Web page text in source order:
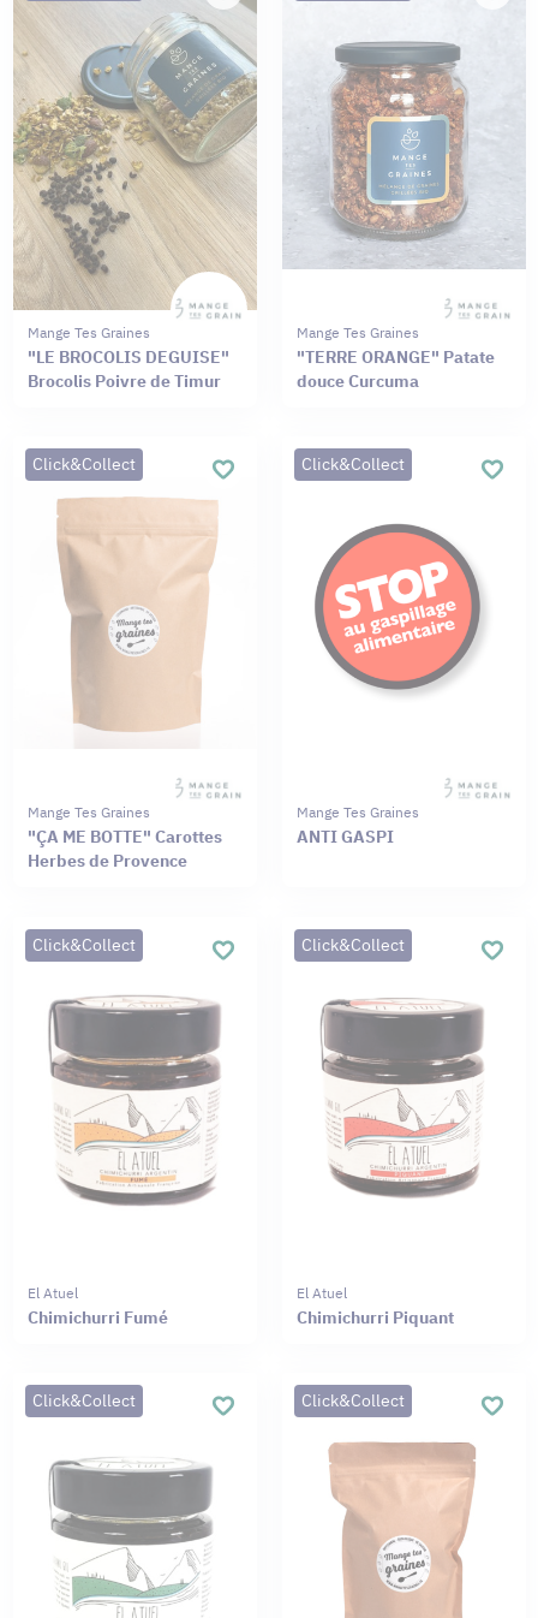
Mange Tes Graines
"LE BROCOLIS DEGUISE"
Brocolis Poivre de Timur
Mange Tes Graines
"TERRE ORANGE" Patate
douce Curcuma
Click&Collect
Mange Tes Graines
"ÇA ME BOTTE" Carottes
Herbes de Provence
Click&Collect
Mange Tes Graines
ANTI GASPI
Click&Collect
El Atuel
Chimichurri Fumé
Click&Collect
El Atuel
Chimichurri Piquant
Click&Collect Click&Collect